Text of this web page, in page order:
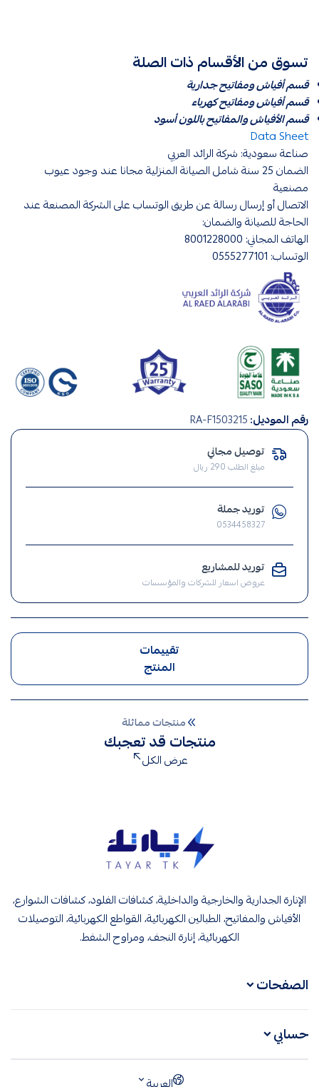
تسوق من الأقسام ذات الصلة
قسم أفياش ومفاتيح جدارية
قسم أفياش ومفاتيح كهرباء
قسم الأفياش والمفاتيح باللون أسود
Data Sheet
صناعة سعودية: شركة الرائد العربي
الضمان 25 سنة شامل الصيانة المنزلية مجانا عند وجود عيوب
مصنعية
الاتصال أو إرسال رسالة عن طريق الوتساب على الشركة المصنعة عند
الحاجة للصيانة والضمان:
الهاتف المجاني: 8001228000
الوتساب: 0555277101
ومفاتيح
,
فيش
افياش
رقم الموديل:RA-F1503215
توصيل مجاني
مبلغ الطلب 290 ريال
توريد جملة
0534458327
توريد للمشاريع
عروض اسعار للشركات والمؤسسات
تقييمات
المنتج
منتجات مماثلة
منتجات قد تعجبك
عرض الكل
الإنارة الجدارية والخارجية والداخلية، كشافات الفلود، كشافات الشوارع،
الأفياش والمفاتيح، الطبالين الكهربائية، القواطع الكهربائية، التوصيلات
الكهربائية، إنارة النجف، ومراوح الشفط.
الصفحات
حسابي